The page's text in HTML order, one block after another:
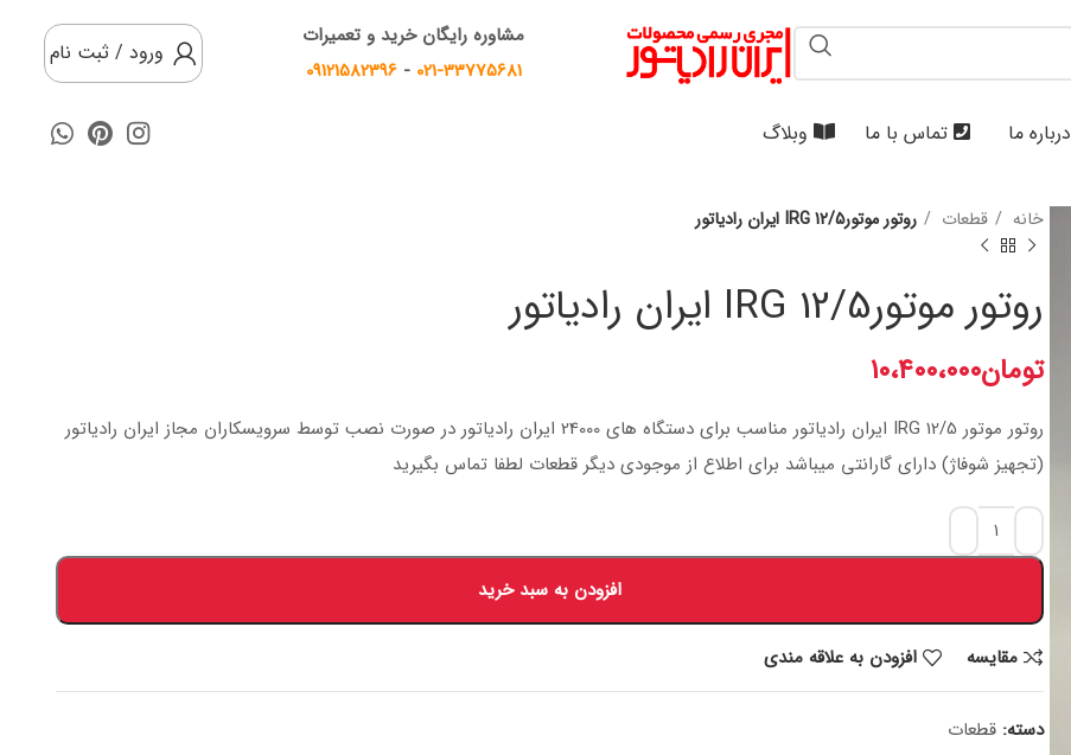
مشاوره رایگان خرید و تعمیرات
021-33775681
-
09121582396
ورود / ثبت نام
درباره ما تماس با ما وبلاگ
خانه قطعات روتور موتورIRG 12/5 ایران رادیاتور
روتور موتورIRG 12/5 ایران رادیاتور
تومان۱۰،۴۰۰،۰۰۰
روتور موتور 12/5 IRG ایران رادیاتور مناسب برای دستگاه های 24000 ایران رادیاتور در صورت نصب توسط سرویسکاران مجاز ایران رادیاتور
(تجهیز شوفاژ) دارای گارانتی میباشد برای اطلاع از موجودی دیگر قطعات لطفا تماس بگیرید
افزودن به سبد خرید
مقايسه افزودن به علاقه مندی
دسته: قطعات